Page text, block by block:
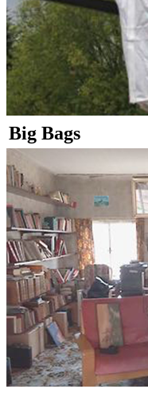
Big Bags